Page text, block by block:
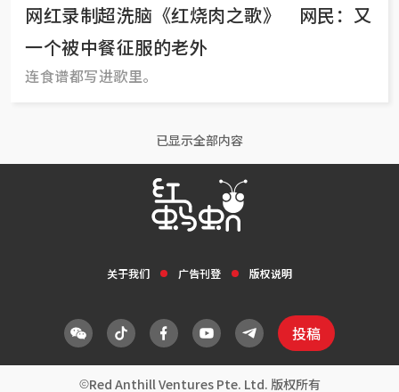
网红录制超洗脑《红烧肉之歌》 网民：又
一个被中餐征服的老外
连食谱都写进歌里。
已显示全部内容
关于我们 广告刊登 版权说明
投稿
Red Anthill Ventures Pte. Ltd. 版权所有